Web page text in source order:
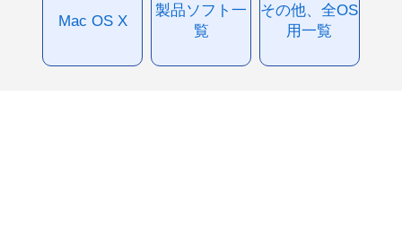
Mac OS X
製品ソフト一
覧
その他、全OS
用一覧